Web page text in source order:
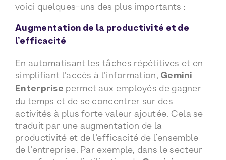
voici quelques-uns des plus importants :
Augmentation de la productivité et de
l’efficacité
En automatisant les tâches répétitives et en
simplifiant l’accès à l’information, Gemini
Enterprise permet aux employés de gagner
du temps et de se concentrer sur des
activités à plus forte valeur ajoutée. Cela se
traduit par une augmentation de la
productivité et de l’efficacité de l’ensemble
de l’entreprise. Par exemple, dans le secteur